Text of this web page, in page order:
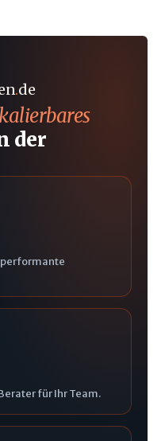
.de
der
für Ihr Team.